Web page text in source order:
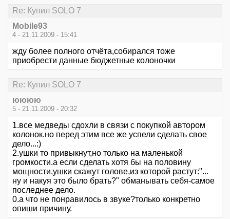
Re: Купил SOLO 7
Mobile93
4 - 21.11.2009 - 15:41
жду более полного отчёта,собирался тоже
приобрести данные бюджетные колоночки
Re: Купил SOLO 7
юююю
5 - 21.11.2009 - 20:32
1.все медведы сдохли в связи с покупкой автором
колонок.но перед этим все же успели сделать свое
дело...:)
2.ушки то привыкнут,но только на маленькой
громкости.а если сделать хотя бы на половину
мощности,ушки скажут голове,из которой растут:"...
ну и накуя это было брать?" обманывать себя-самое
последнее дело.
0.а что не понравилось в звуке?только конкретно
опиши причину.